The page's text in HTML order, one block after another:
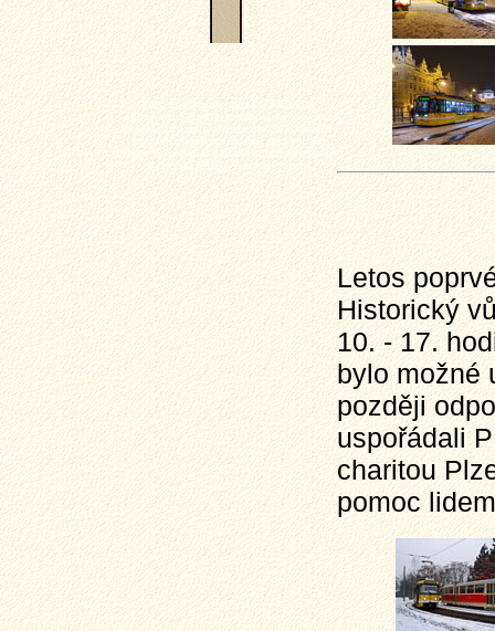
Plzeňské tramvaje - aktuální události a
zajímavosti z plzeňského tramvajové provozu,
popisy typů vozů a zejména mnoho aktuálních
fotografií plzeňských tramvají (nechybí ani
výluky, vykolejení či povodně a další zajímavotsi
z plzeňské MHD). Tramvaj - Plzeň.
Letos
Historický
10. - 17.
bylo možné
později
uspořádali
charitou
pomoc